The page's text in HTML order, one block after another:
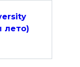
лето)